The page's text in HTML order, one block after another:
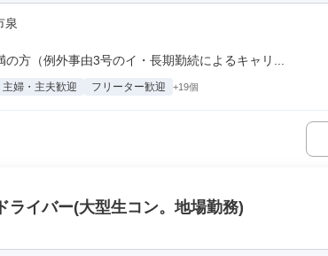
泉
方（例外事由3号のイ・長期勤続によるキャリ...
主婦・主夫歓迎 フリーター歓迎 +19個
ライバー(大型生コン。地場勤務)